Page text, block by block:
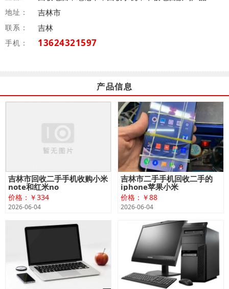
地址： 吉林市
联系： 吉林
手机： 13624321597
产品信息
吉林市回收二手手机收购小米
note和红米no
价格：￥334
2026-06-04
吉林市二手手机回收二手的
iphone苹果小米
价格：￥88
2026-06-04